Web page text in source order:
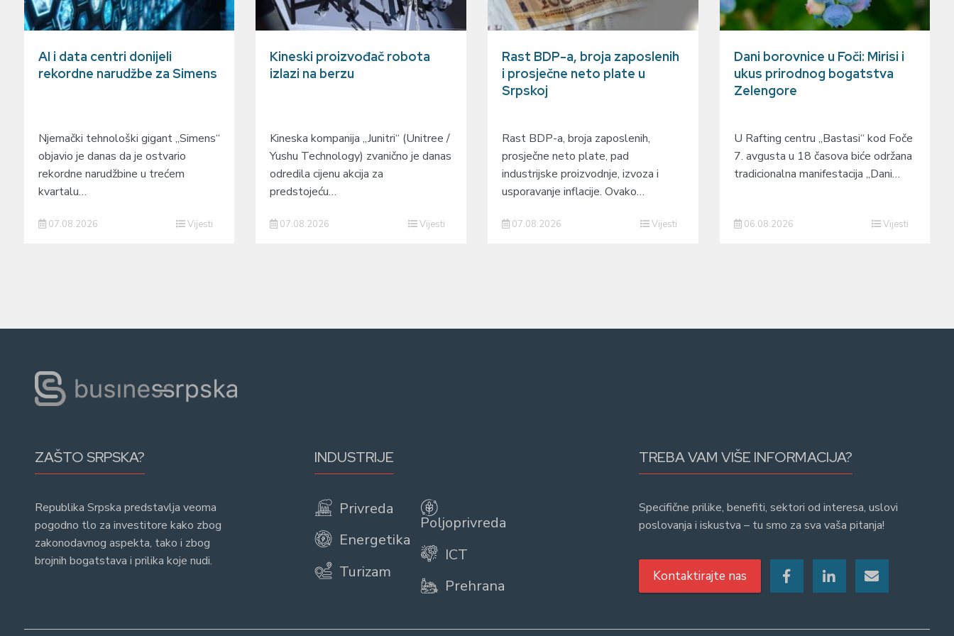
AI i data centri donijeli
rekordne narudžbe za Simens
Njemački tehnološki gigant „Simens“
objavio je danas da je ostvario
rekordne narudžbine u trećem
kvartalu…
07.08.2026 Vijesti
Kineski proizvođač robota
izlazi na berzu
Kineska kompanija „Junitri“ (Unitree /
Yushu Technology) zvanično je danas
odredila cijenu akcija za
predstojeću…
07.08.2026 Vijesti
Rast BDP-a, broja zaposlenih
i prosječne neto plate u
Srpskoj
Rast BDP-a, broja zaposlenih,
prosječne neto plate, pad
industrijske proizvodnje, izvoza i
usporavanje inflacije. Ovako…
07.08.2026 Vijesti
Dani borovnice u Foči: Mirisi i
ukus prirodnog bogatstva
Zelengore
U Rafting centru „Bastasi“ kod Foče
7. avgusta u 18 časova biće održana
tradicionalna manifestacija „Dani…
06.08.2026 Vijesti
ZAŠTO SRPSKA?
Republika Srpska predstavlja veoma
pogodno tlo za investitore kako zbog
zakonodavnog aspekta, tako i zbog
brojnih bogatstava i prilika koje nudi.
INDUSTRIJE
Privreda
Energetika
Turizam
Poljoprivreda
ICT
Prehrana
TREBA VAM VIŠE INFORMACIJA?
Specifične prilike, benefiti, sektori od interesa, uslovi
poslovanja i iskustva – tu smo za sva vaša pitanja!
Kontaktirajte nas